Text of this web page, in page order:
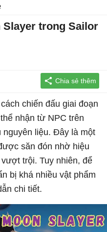
Slayer trong Sailor
chiến đấu giai đoạn
nhận từ NPC trên
nguyên liệu. Đây là một
săn đón nhờ hiệu
trội. Tuy nhiên, để
bị khá nhiều vật phẩm
chi tiết.